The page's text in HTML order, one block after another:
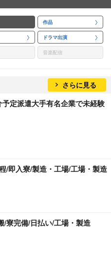
作品
ドラマ出演
音楽配信
さらに見る
定派遣大手有名企業で未経験
/即入寮/製造・工場/工場・製造
/寮完備/日払い/工場・製造